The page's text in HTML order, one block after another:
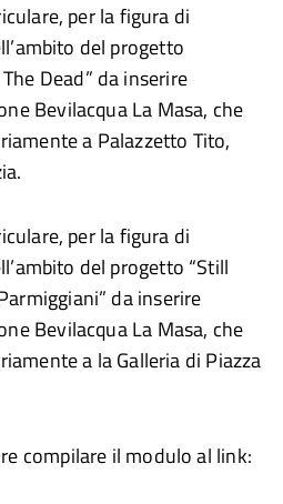
per la figura di
del progetto
Dead” da inserire
Bevilacqua La Masa, che
a Palazzetto Tito,
per la figura di
del progetto “Still
da inserire
Bevilacqua La Masa, che
a la Galleria di Piazza
compilare il modulo al link: